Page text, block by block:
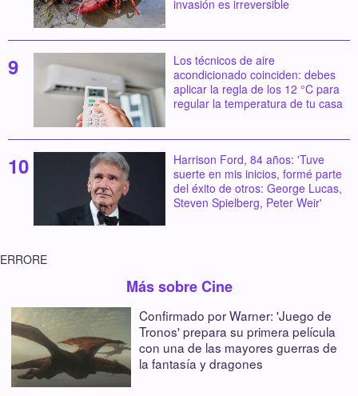
invasión es irreversible
Los técnicos de aire
acondicionado coinciden: debes
aplicar la regla de los 12 °C para
regular la temperatura de tu casa
Harrison Ford, 84 años: 'Tuve
suerte en mis inicios, formé parte
del éxito de otros: George Lucas,
Steven Spielberg, Peter Weir'
ERRORE
Más sobre Cine
Confirmado por Warner: 'Juego de
Tronos' prepara su primera película
con una de las mayores guerras de
la fantasía y dragones